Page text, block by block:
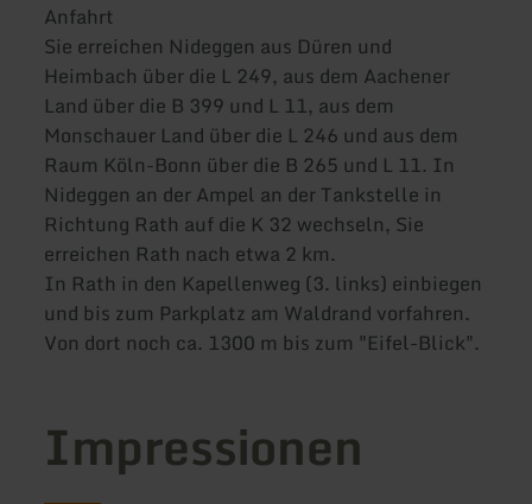
Anfahrt
Sie erreichen Nideggen aus Düren und
Heimbach über die L 249, aus dem Aachener
Land über die B 399 und L 11, aus dem
Monschauer Land über die L 246 und aus dem
Raum Köln-Bonn über die B 265 und L 11. In
Nideggen an der Ampel an der Tankstelle in
Richtung Rath auf die K 32 wechseln, Sie
erreichen Rath nach etwa 2 km.
In Rath in den Kapellenweg (3. links) einbiegen
und bis zum Parkplatz am Waldrand vorfahren.
Von dort noch ca. 1300 m bis zum "Eifel-Blick".
Impressionen